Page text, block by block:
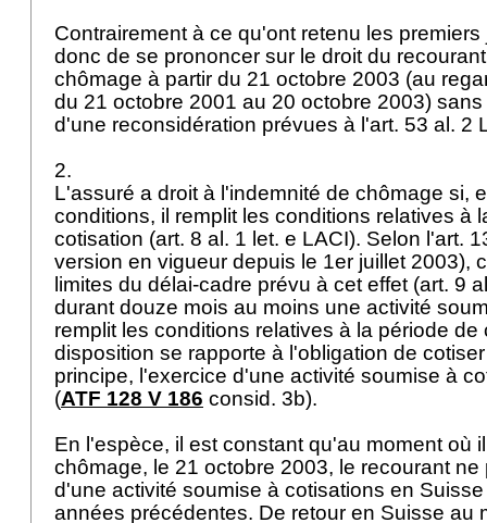
Contrairement à ce qu'ont retenu les
donc de se prononcer sur le droit du
chômage à partir du 21 octobre 2003 (au
du 21 octobre 2001 au 20 octobre 2003)
d'une reconsidération prévues à l'art. 53 al. 2
2.
L'assuré a droit à l'indemnité de chômage si,
conditions, il remplit les conditions relatives à
cotisation (art. 8 al. 1 let. e LACI). Selon l'art.
version en vigueur depuis le 1er juillet 2003),
limites du délai-cadre prévu à cet effet (art. 9
durant douze mois au moins une activité
remplit les conditions relatives à la période de
disposition se rapporte à l'obligation de
principe, l'exercice d'une activité soumise à
(ATF 128 V 186 consid. 3b).
En l'espèce, il est constant qu'au moment où
chômage, le 21 octobre 2003, le recourant
d'une activité soumise à cotisations en
années précédentes. De retour en Suisse au